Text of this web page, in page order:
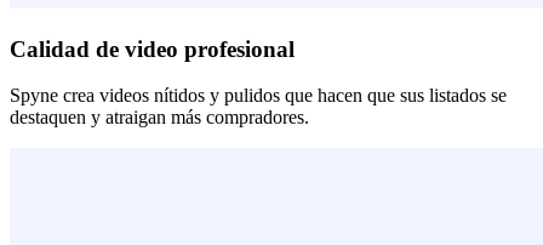
Calidad de video profesional
Spyne crea videos nítidos y pulidos que hacen que sus listados se
destaquen y atraigan más compradores.